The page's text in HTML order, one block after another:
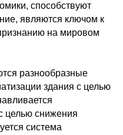
способствуют
являются ключом к
на мировом
разнообразные
здания с целью
целью снижения
система